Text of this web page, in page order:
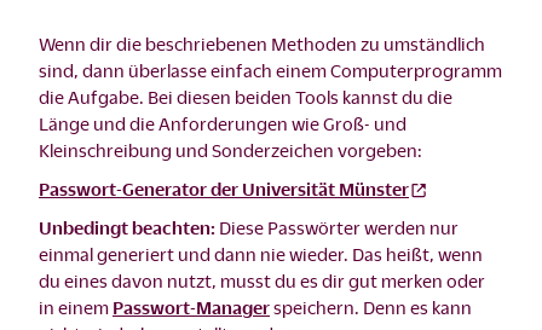
Wenn dir die beschriebenen Methoden zu umständlich
sind, dann überlasse einfach einem Computerprogramm
die Aufgabe. Bei diesen beiden Tools kannst du die
Länge und die Anforderungen wie Groß- und
Kleinschreibung und Sonderzeichen vorgeben:
Passwort-Generator der Universität Münster
Unbedingt beachten: Diese Passwörter werden nur
einmal generiert und dann nie wieder. Das heißt, wenn
du eines davon nutzt, musst du es dir gut merken oder
in einem Passwort-Managerspeichern. Denn es kann